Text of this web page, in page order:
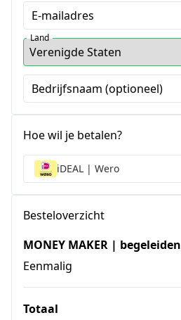
E-mailadres
Land
Bedrijfsnaam (optioneel)
Hoe wil je betalen?
iDEAL | Wero
Besteloverzicht
MONEY MAKER |
Eenmalig
Totaal